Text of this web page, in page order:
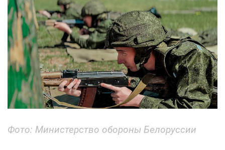
Фото: Министерство обороны Белоруссии